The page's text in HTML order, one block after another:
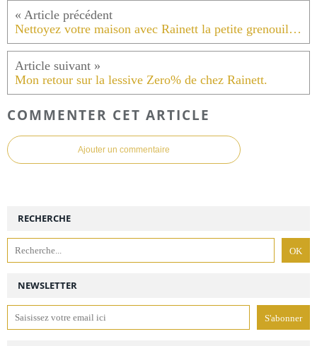
Nettoyez votre maison avec Rainett la petite grenouille écolo
Mon retour sur la lessive Zero% de chez Rainett.
COMMENTER CET ARTICLE
Ajouter un commentaire
NEWSLETTER
RECHERCHE